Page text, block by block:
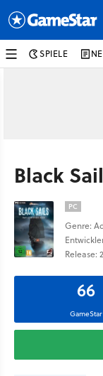
SPIELE
Black
PC
Genre:
Release:
66
GameStar